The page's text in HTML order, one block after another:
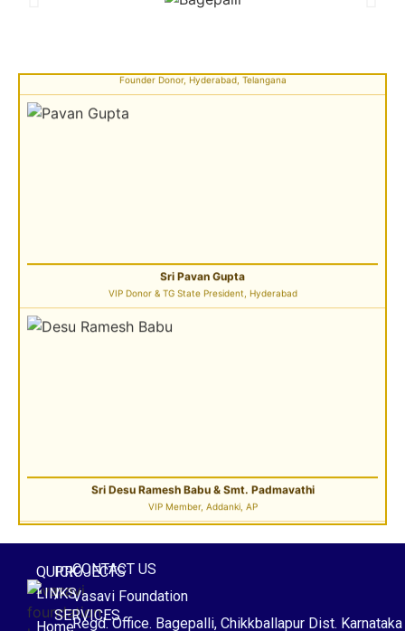
Sri Pulavarthi Ramakrishna Rao
Founder Donor, Malkajgiri, Telangana
QUICK
LINKS
Home
PROJECTS
/
SERVICES
CONTACT US
Vasavi Foundation
Regd. Office. Bagepalli, Chikkballapur Dist. Karnataka